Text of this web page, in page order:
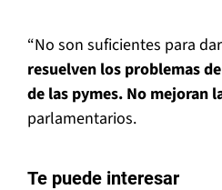
“No son suficientes para
resuelven los problemas
de las pymes. No mejoran
parlamentarios.
Te puede interesar